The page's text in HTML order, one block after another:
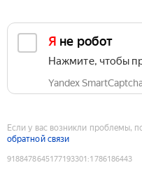
Я не робот
Нажмите, чтобы
Yandex
Если у вас возникли проблемы,
обратной связи
9188478645177193301 :1786186443